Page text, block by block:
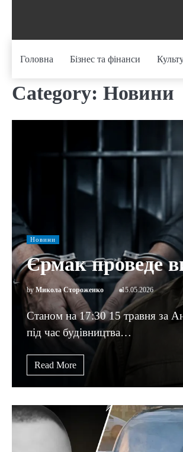
Головна Бізнес та фінанси
Category: Новини
Новини
Єрмак проведе
by Микола Стороженко 15.05.2026
Станом на 17:30 15 травня за
під час будівництва…
Read More